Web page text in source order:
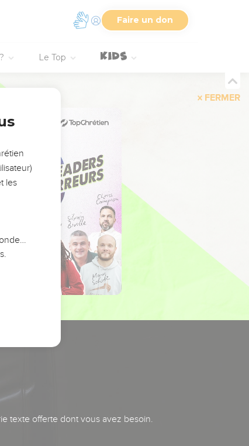
Faire un don
Le Top
FERMER
texte offerte dont vous avez besoin.
les